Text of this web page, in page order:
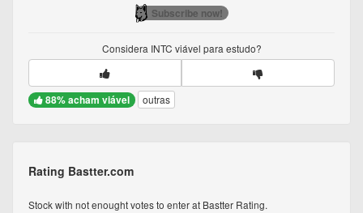
Subscribe now!
Considera INTC viável para estudo?
88% acham viável outras
Rating Bastter.com
Stock with not enought votes to enter at Bastter Rating.